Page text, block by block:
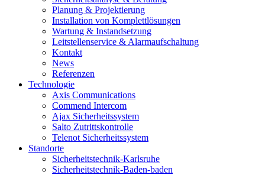
Planung & Projektierung​
Installation von Komplettlösungen
Wartung & Instandsetzung
Leitstellenservice & Alarmaufschaltung
Kontakt
News
Referenzen
Technologie
Axis Communications
Commend Intercom
Ajax Sicherheitssystem​
Salto Zutrittskontrolle
Telenot Sicherheitssystem
Standorte
Sicherheitstechnik-Karlsruhe
Sicherheitstechnik-Baden-baden